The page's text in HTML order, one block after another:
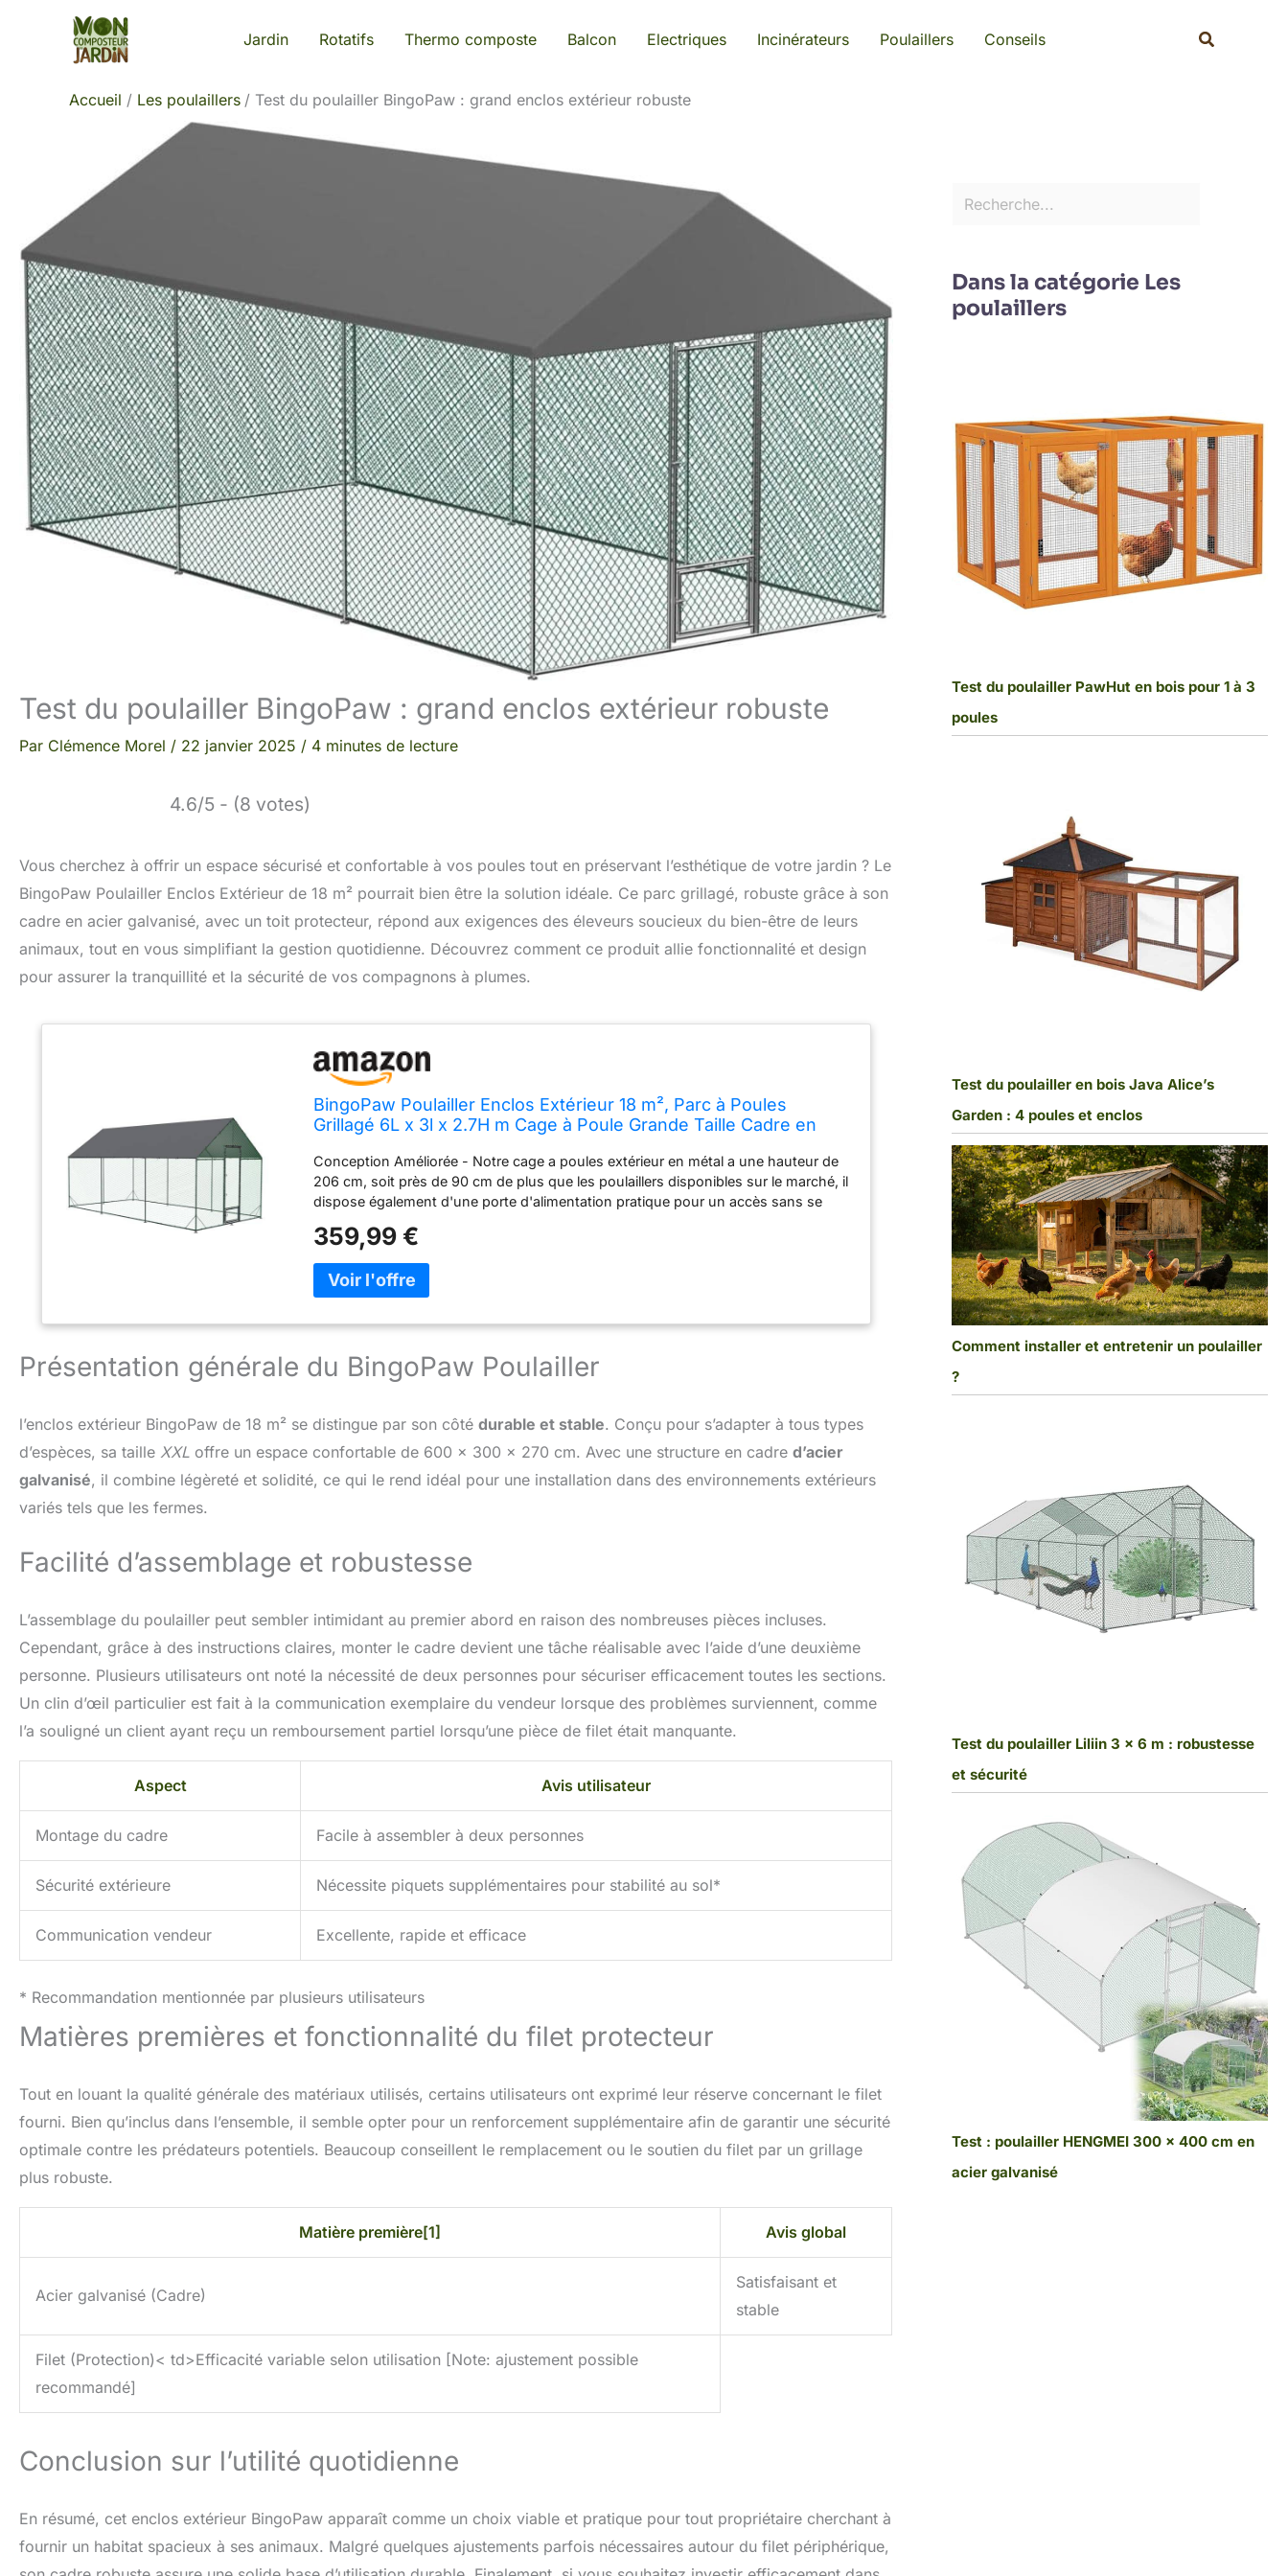
Jardin Rotatifs Thermo composte Balcon Electriques Incinérateurs Poulaillers Conseils
Accueil Les poulaillers Test du poulailler BingoPaw : grand enclos extérieur robuste
Test du poulailler BingoPaw : grand enclos extérieur robuste
Par Clémence Morel / 22 janvier 2025 / 4 minutes de lecture
4.6/5 - (8 votes)
Vous cherchez à offrir un espace sécurisé et confortable à vos poules tout en préservant l’esthétique de votre jardin ? Le
BingoPaw Poulailler Enclos Extérieur de 18 m² pourrait bien être la solution idéale. Ce parc grillagé, robuste grâce à son
cadre en acier galvanisé, avec un toit protecteur, répond aux exigences des éleveurs soucieux du bien-être de leurs
animaux, tout en vous simplifiant la gestion quotidienne. Découvrez comment ce produit allie fonctionnalité et design
pour assurer la tranquillité et la sécurité de vos compagnons à plumes.
BingoPaw Poulailler Enclos Extérieur 18 m², Parc à Poules
Grillagé 6L x 3l x 2.7H m Cage à Poule Grande Taille Cadre en
Conception Améliorée - Notre cage a poules extérieur en métal a une hauteur de
206 cm, soit près de 90 cm de plus que les poulaillers disponibles sur le marché, il
dispose également d'une porte d'alimentation pratique pour un accès sans se
tissu Oxford de haute qualité, offrant une protection SPF 50+ imperméable, cela
garantit la sécurité des volailles par temps venteux ou pluvieux Connexion par Vis
Améliorée - Notre nouveau système de connexion par vis est plus stable et solide
que les attaches à boucle fragiles, cela permet d'éviter efficacement les problèmes
de fragilité et d'effondrement liés à la méthode d'installation à clip, cet enclos
d'Élevage Durable - Fabriqué en nylon de haute qualité, le filet du poulailler enclos
extérieur est résistant aux chocs, durable et peut supporter de fortes contraintes,
Conseil Bienveillan - En raison de la taille spacieuse du enclos poulailler 18m2,
nous recommandons l'assistance de 2 à 3 personnes pour l'installation, qui peut
prendre de 3 à 5 heures, veuillez tenir compte de la complexité de ce processus
avant l'achat
359,99 €
Présentation générale du BingoPaw Poulailler
l’enclos extérieur BingoPaw de 18 m² se distingue par son côté durable et stable. Conçu pour s’adapter à tous types
d’espèces, sa taille XXL offre un espace confortable de 600 x 300 x 270 cm. Avec une structure en cadre d’acier
galvanisé, il combine légèreté et solidité, ce qui le rend idéal pour une installation dans des environnements extérieurs
variés tels que les fermes.
Facilité d’assemblage et robustesse
L’assemblage du poulailler peut sembler intimidant au premier abord en raison des nombreuses pièces incluses.
Cependant, grâce à des instructions claires, monter le cadre devient une tâche réalisable avec l’aide d’une deuxième
personne. Plusieurs utilisateurs ont noté la nécessité de deux personnes pour sécuriser efficacement toutes les sections.
Un clin d’œil particulier est fait à la communication exemplaire du vendeur lorsque des problèmes surviennent, comme
l’a souligné un client ayant reçu un remboursement partiel lorsqu’une pièce de filet était manquante.
Aspect Avis utilisateur
Montage du cadre Facile à assembler à deux personnes
Sécurité extérieure Nécessite piquets supplémentaires pour stabilité au sol*
Communication vendeur Excellente, rapide et efficace
* Recommandation mentionnée par plusieurs utilisateurs
Matières premières et fonctionnalité du filet protecteur
Tout en louant la qualité générale des matériaux utilisés, certains utilisateurs ont exprimé leur réserve concernant le filet
fourni. Bien qu’inclus dans l’ensemble, il semble opter pour un renforcement supplémentaire afin de garantir une sécurité
optimale contre les prédateurs potentiels. Beaucoup conseillent le remplacement ou le soutien du filet par un grillage
plus robuste.
Matière première[1] Avis global
Acier galvanisé (Cadre)
Satisfaisant et
stable
Filet (Protection)< td>Efficacité variable selon utilisation [Note: ajustement possible
recommandé]
Conclusion sur l’utilité quotidienne
En résumé, cet enclos extérieur BingoPaw apparaît comme un choix viable et pratique pour tout propriétaire cherchant à
fournir un habitat spacieux à ses animaux. Malgré quelques ajustements parfois nécessaires autour du filet périphérique,
Dans la catégorie Les
poulaillers
Test du poulailler PawHut en bois pour 1 à 3
poules
Test du poulailler en bois Java Alice’s
Garden : 4 poules et enclos
Comment installer et entretenir un poulailler
?
Test du poulailler Liliin 3 x 6 m : robustesse
et sécurité
Test : poulailler HENGMEI 300 x 400 cm en
acier galvanisé